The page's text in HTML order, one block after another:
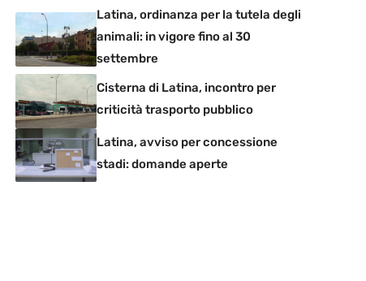
Latina, ordinanza per la tutela degli
animali: in vigore fino al 30
settembre
Cisterna di Latina, incontro per
criticità trasporto pubblico
Latina, avviso per concessione
stadi: domande aperte